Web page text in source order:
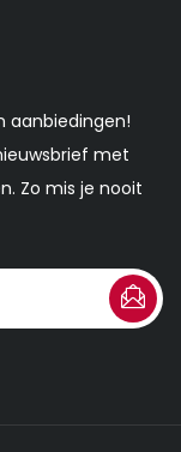
aanbiedingen!
met
Zo mis je nooit